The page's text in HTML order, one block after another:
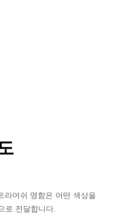
라머쉬 명함은 어떤 색상을
로 전달합니다.